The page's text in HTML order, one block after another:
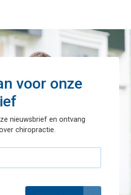
voor onze
nieuwsbrief en ontvang
chiropractie.